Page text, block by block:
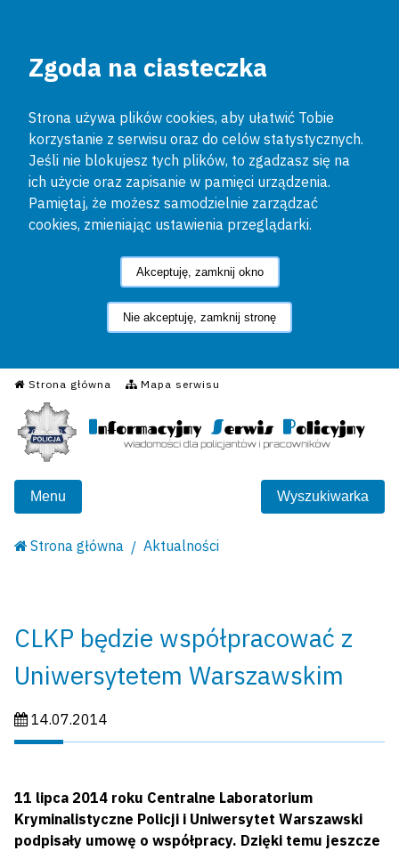
Zgoda na ciasteczka
Strona używa plików cookies, aby ułatwić Tobie
korzystanie z serwisu oraz do celów statystycznych.
Jeśli nie blokujesz tych plików, to zgadzasz się na
ich użycie oraz zapisanie w pamięci urządzenia.
Pamiętaj, że możesz samodzielnie zarządzać
cookies, zmieniając ustawienia przeglądarki.
Akceptuję, zamknij okno
Nie akceptuję, zamknij stronę
Strona główna Mapa serwisu
Informacyjny Serwis
Menu Wyszukiwarka
Strona główna Aktualności
CLKP będzie współpracować z
Uniwersytetem Warszawskim
Data publikacji:
14.07.2014
11 lipca 2014 roku Centralne Laboratorium
Kryminalistyczne Policji i Uniwersytet Warszawski
podpisały umowę o współpracy. Dzięki temu jeszcze